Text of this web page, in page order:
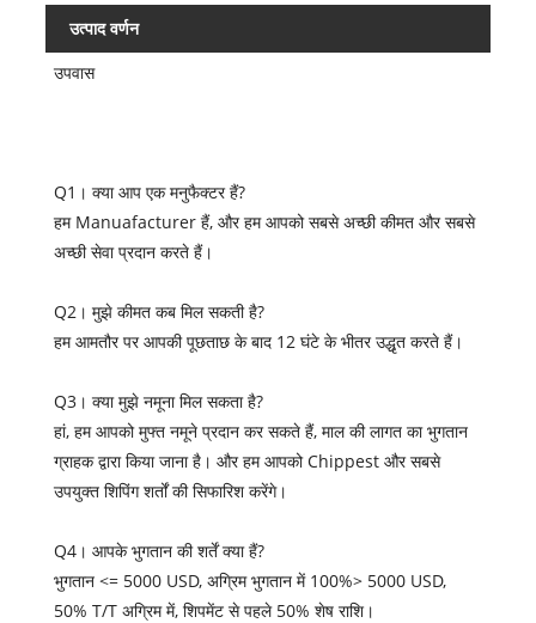
उत्पाद वर्णन
उपवास
Q1। क्या आप एक मनुफैक्टर हैं?
हम Manuafacturer हैं, और हम आपको सबसे अच्छी कीमत और सबसे
अच्छी सेवा प्रदान करते हैं।
Q2। मुझे कीमत कब मिल सकती है?
हम आमतौर पर आपकी पूछताछ के बाद 12 घंटे के भीतर उद्धृत करते हैं।
Q3। क्या मुझे नमूना मिल सकता है?
हां, हम आपको मुफ्त नमूने प्रदान कर सकते हैं, माल की लागत का भुगतान
ग्राहक द्वारा किया जाना है। और हम आपको Chippest और सबसे
उपयुक्त शिपिंग शर्तों की सिफारिश करेंगे।
Q4। आपके भुगतान की शर्तें क्या हैं?
भुगतान <= 5000 USD, अग्रिम भुगतान में 100%> 5000 USD,
50% T/T अग्रिम में, शिपमेंट से पहले 50% शेष राशि।